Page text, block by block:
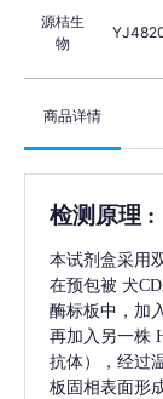
源桔生
物
商品详情
检测原理 :
本试剂盒采用
在预包被 犬
酶标板中，加
再加入另一株
抗体），经过
板固相表面形